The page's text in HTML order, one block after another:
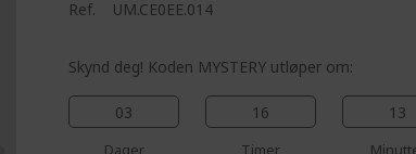
Ref. UM.CE0EE.014
Skynd deg! Koden MYSTERY utløper om:
03
Dager
16
Timer
13